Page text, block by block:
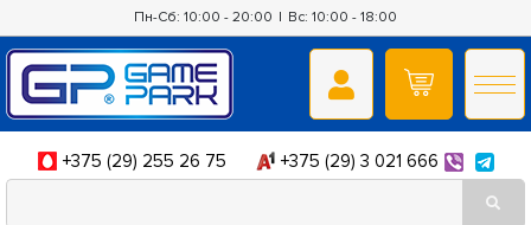
Пн-Сб: 10:00 - 20:00 | Вс: 10:00 - 18:00
+375 (29) 255 26 75 +375 (29) 3 021 666